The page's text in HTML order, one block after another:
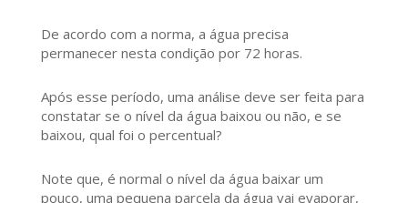
De acordo com a norma, a água precisa
permanecer nesta condição por 72 horas.
Após esse período, uma análise deve ser feita para
constatar se o nível da água baixou ou não, e se
baixou, qual foi o percentual?
Note que, é normal o nível da água baixar um
pouco, uma pequena parcela da água vai evaporar,